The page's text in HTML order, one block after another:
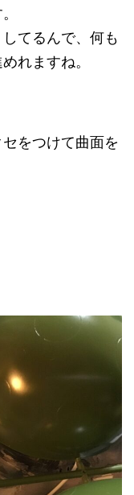
てるんで、何も
れますね。
をつけて曲面を